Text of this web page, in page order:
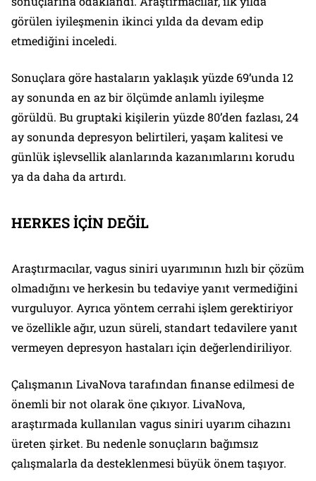
görülen iyileşmenin ikinci yılda da devam edip
etmediğini inceledi.
Sonuçlara göre hastaların yaklaşık yüzde 69’unda 12
ay sonunda en az bir ölçümde anlamlı iyileşme
görüldü. Bu gruptaki kişilerin yüzde 80’den fazlası, 24
ay sonunda depresyon belirtileri, yaşam kalitesi ve
günlük işlevsellik alanlarında kazanımlarını korudu
ya da daha da artırdı.
HERKES İÇİN DEĞİL
Araştırmacılar, vagus siniri uyarımının hızlı bir çözüm
olmadığını ve herkesin bu tedaviye yanıt vermediğini
vurguluyor. Ayrıca yöntem cerrahi işlem gerektiriyor
ve özellikle ağır, uzun süreli, standart tedavilere yanıt
vermeyen depresyon hastaları için değerlendiriliyor.
Çalışmanın LivaNova tarafından finanse edilmesi de
önemli bir not olarak öne çıkıyor. LivaNova,
araştırmada kullanılan vagus siniri uyarım cihazını
üreten şirket. Bu nedenle sonuçların bağımsız
çalışmalarla da desteklenmesi büyük önem taşıyor.